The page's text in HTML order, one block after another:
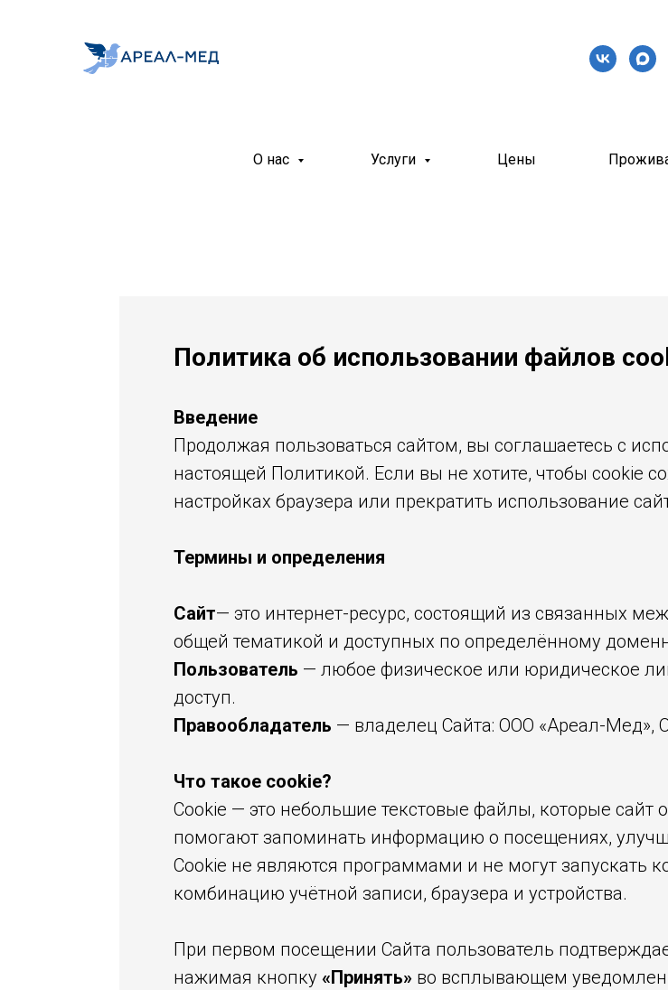
О нас Услуги Цены
Политика об использовании файлов
Введение
Продолжая пользоваться сайтом, вы соглашаетесь с
настоящей Политикой. Если вы не хотите, чтобы cookie
настройках браузера или прекратить использование
Термины и определения
Сайт— это интернет-ресурс, состоящий из связанных
общей тематикой и доступных по определённому
Пользователь — любое физическое или юридическое
доступ.
Правообладатель — владелец Сайта: ООО «Ареал-Мед»,
Что такое cookie?
Cookie — это небольшие текстовые файлы, которые сайт
помогают запоминать информацию о посещениях,
Cookie не являются программами и не могут запускать
комбинацию учётной записи, браузера и устройства.
При первом посещении Сайта пользователь
нажимая кнопку «Принять» во всплывающем